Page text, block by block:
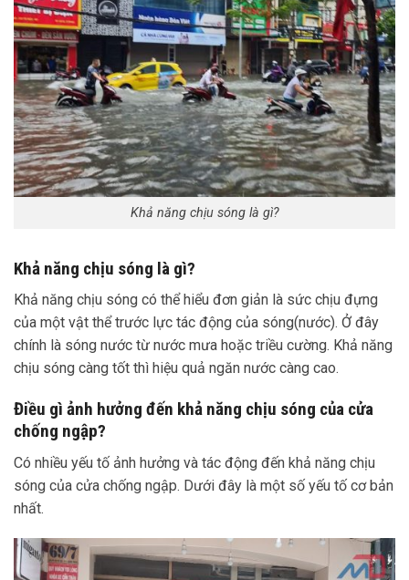
Khả năng chịu sóng là gì?
Khả năng chịu sóng là gì?
Khả năng chịu sóng có thể hiểu đơn giản là sức chịu đựng
của một vật thể trước lực tác động của sóng(nước). Ở đây
chính là sóng nước từ nước mưa hoặc triều cường. Khả năng
chịu sóng càng tốt thì hiệu quả ngăn nước càng cao.
Điều gì ảnh hưởng đến khả năng chịu sóng của cửa
chống ngập?
Có nhiều yếu tố ảnh hưởng và tác động đến khả năng chịu
sóng của cửa chống ngập. Dưới đây là một số yếu tố cơ bản
nhất.